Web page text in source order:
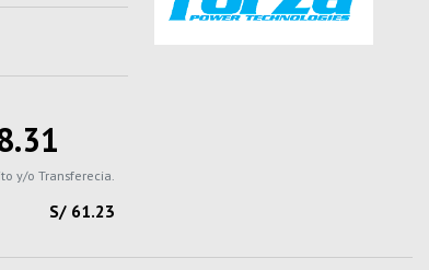
y/o Transferecia.
S/ 61.23